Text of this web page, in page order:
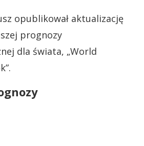
opublikował aktualizację
prognozy
dla świata, „World